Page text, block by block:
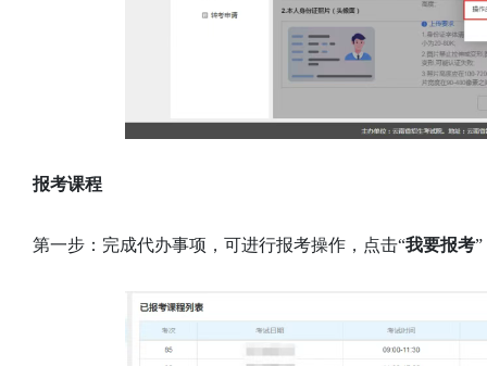
报考课程
第一步：完成代办事项，可进行报考操作，点击“我要报考